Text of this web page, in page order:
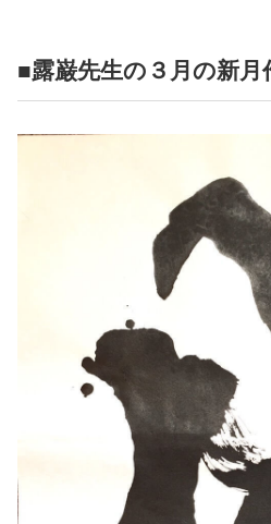
■露巌先生の３月の新月